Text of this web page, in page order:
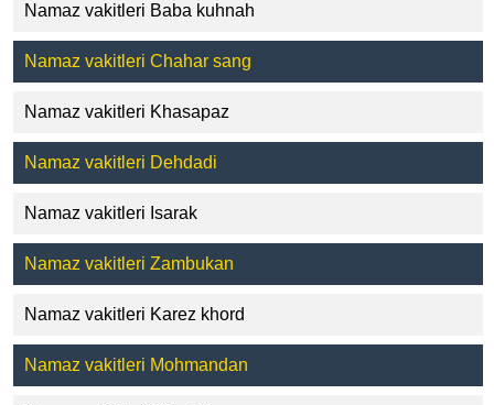
Namaz vakitleri Baba kuhnah
Namaz vakitleri Chahar sang
Namaz vakitleri Khasapaz
Namaz vakitleri Dehdadi
Namaz vakitleri Isarak
Namaz vakitleri Zambukan
Namaz vakitleri Karez khord
Namaz vakitleri Mohmandan